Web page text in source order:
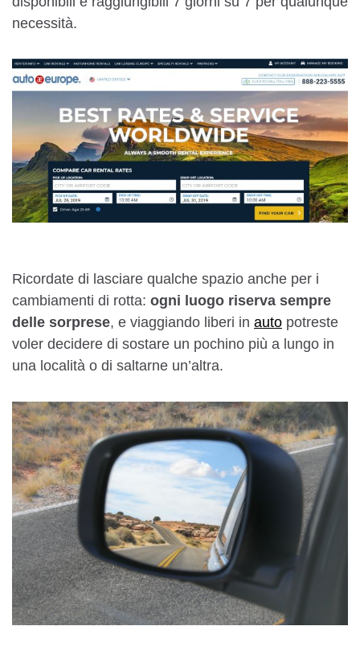
necessità.
Ricordate di lasciare qualche spazio anche per i
cambiamenti di rotta: ogni luogo riserva sempre
delle sorprese, e viaggiando liberi in auto potreste
voler decidere di sostare un pochino più a lungo in
una località o di saltarne un’altra.